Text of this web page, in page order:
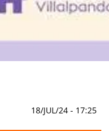
18/JUL/24 - 17:25